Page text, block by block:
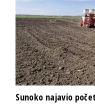
Sunoko najavio